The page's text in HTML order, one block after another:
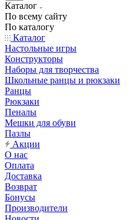
Каталог
По всему сайту
По каталогу
Каталог
Настольные игры
Конструкторы
Наборы для творчества
Школьные ранцы и рюкзаки
Ранцы
Рюкзаки
Пеналы
Мешки для обуви
Пазлы
Акции
О нас
Оплата
Доставка
Возврат
Бонусы
Производители